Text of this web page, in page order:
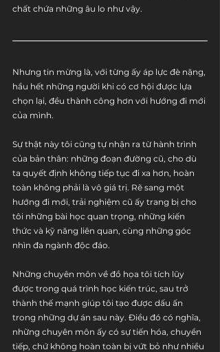
chất chứa những âu lo như vậy.
Nhưng tin mừng là, với từng ấy áp lực đè nặng,
hầu hết những người khi có cơ hội được lựa
chọn lại, đều thành công hơn với hướng đi mới
của mình.
Sự thật này tôi cũng tự nhận ra từ hành trình
của bản thân: những đoạn đường cũ, cho dù
ta quyết định không tiếp tục đi xa hơn, hoàn
toàn không phải là vô giá trị. Rẽ sang một
hướng đi mới, trải nghiệm cũ ấy trang bị cho
tôi những bài học quan trọng, những kiến
thức và kỹ năng liên quan, cùng những góc
nhìn đa ngành độc đáo.
Những chuyên môn về đồ họa tôi tích lũy
được trong quá trình học kiến trúc, sau trở
thành thế mạnh giúp tôi tạo được dấu ấn
trong những dự án sau này. Điều đó có nghĩa,
những chuyên môn ấy có sự tiến hóa, chuyển
tiếp, chứ không hoàn toàn bị vứt bỏ như nhiều